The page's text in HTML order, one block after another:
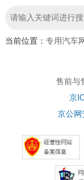
当前位置： 专用汽车
售前与
京
京公网